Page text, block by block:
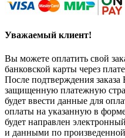
Уважаемый клиент!
Вы можете оплатить свой
банковской карты через
После подтверждения
защищенную платежную
будет ввести данные для
оплаты на указанную в
будет направлен
и данными по